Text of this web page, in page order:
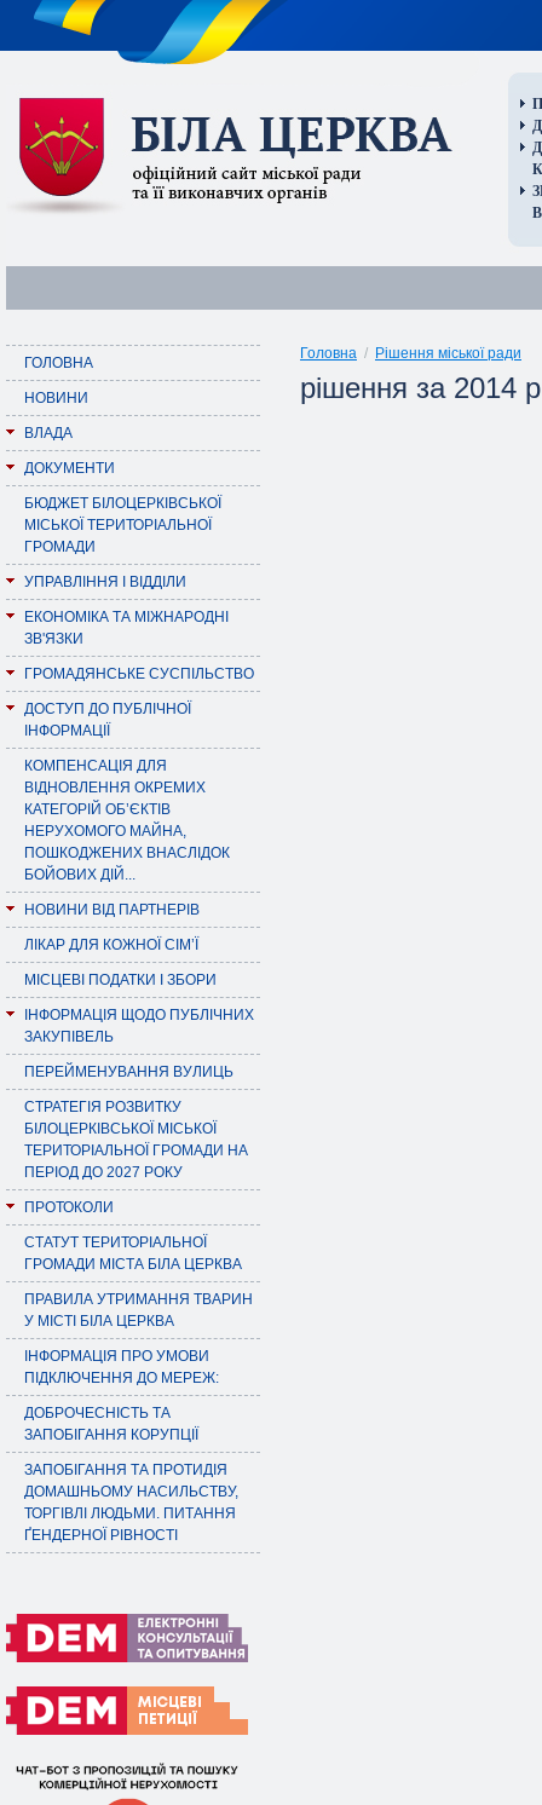
ГОЛОВНА
НОВИНИ
ВЛАДА
ДОКУМЕНТИ
БЮДЖЕТ БІЛОЦЕРКІВСЬКОЇ
МІСЬКОЇ ТЕРИТОРІАЛЬНОЇ
ГРОМАДИ
УПРАВЛІННЯ І ВІДДІЛИ
ЕКОНОМІКА ТА МІЖНАРОДНІ
ЗВ'ЯЗКИ
ГРОМАДЯНСЬКЕ СУСПІЛЬСТВО
ДОСТУП ДО ПУБЛІЧНОЇ
ІНФОРМАЦІЇ
КОМПЕНСАЦІЯ ДЛЯ
ВІДНОВЛЕННЯ ОКРЕМИХ
КАТЕГОРІЙ ОБ’ЄКТІВ
НЕРУХОМОГО МАЙНА,
ПОШКОДЖЕНИХ ВНАСЛІДОК
БОЙОВИХ ДІЙ...
НОВИНИ ВІД ПАРТНЕРІВ
ЛІКАР ДЛЯ КОЖНОЇ СІМ’Ї
МІСЦЕВІ ПОДАТКИ І ЗБОРИ
ІНФОРМАЦІЯ ЩОДО ПУБЛІЧНИХ
ЗАКУПІВЕЛЬ
ПЕРЕЙМЕНУВАННЯ ВУЛИЦЬ
СТРАТЕГІЯ РОЗВИТКУ
БІЛОЦЕРКІВСЬКОЇ МІСЬКОЇ
ТЕРИТОРІАЛЬНОЇ ГРОМАДИ НА
ПЕРІОД ДО 2027 РОКУ
ПРОТОКОЛИ
СТАТУТ ТЕРИТОРІАЛЬНОЇ
ГРОМАДИ МІСТА БІЛА ЦЕРКВА
ПРАВИЛА УТРИМАННЯ ТВАРИН
У МІСТІ БІЛА ЦЕРКВА
ІНФОРМАЦІЯ ПРО УМОВИ
ПІДКЛЮЧЕННЯ ДО МЕРЕЖ:
ДОБРОЧЕСНІСТЬ ТА
ЗАПОБІГАННЯ КОРУПЦІЇ
ЗАПОБІГАННЯ ТА ПРОТИДІЯ
ДОМАШНЬОМУ НАСИЛЬСТВУ,
ТОРГІВЛІ ЛЮДЬМИ. ПИТАННЯ
ҐЕНДЕРНОЇ РІВНОСТІ
Головна / Рішення міської ради
рішення за 2014